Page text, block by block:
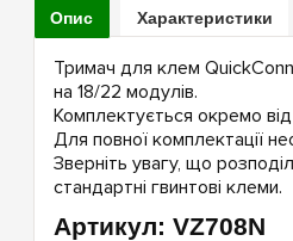
Опис Характеристики
Тримач для клем
на 18/22 модулів.
Комплектується окремо
Для повної комплектації
Зверніть увагу, що
стандартні гвинтові клеми.
Артикул: VZ708N